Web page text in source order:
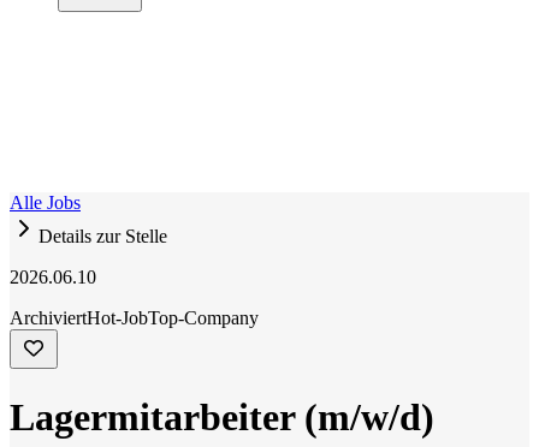
Alle Jobs
Details zur Stelle
2026.06.10
ArchiviertHot-JobTop-Company
Lagermitarbeiter (m/w/d)